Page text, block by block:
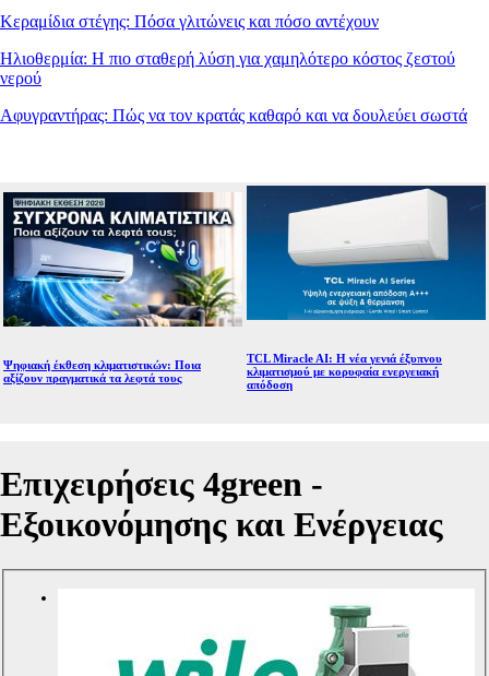
Κεραμίδια στέγης: Πόσα γλιτώνεις και πόσο αντέχουν
Ηλιοθερμία: Η πιο σταθερή λύση για χαμηλότερο κόστος ζεστού
νερού
Αφυγραντήρας: Πώς να τον κρατάς καθαρό και να δουλεύει σωστά
Ψηφιακή έκθεση κλιματιστικών: Ποια
αξίζουν πραγματικά τα λεφτά τους
TCL Miracle AI: Η νέα γενιά έξυπνου
κλιματισμού με κορυφαία ενεργειακή
απόδοση